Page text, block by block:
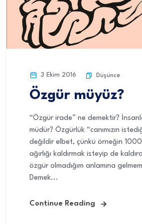
3 Ekim 2016 Düşünce
Özgür müyüz?
“Özgür irade” ne demektir?
müdür? Özgürlük “canımızın
değildir elbet, çünkü örneğin
ağırlığı kaldırmak isteyip de
özgür olmadığım anlamına
Demek...
Continue Reading